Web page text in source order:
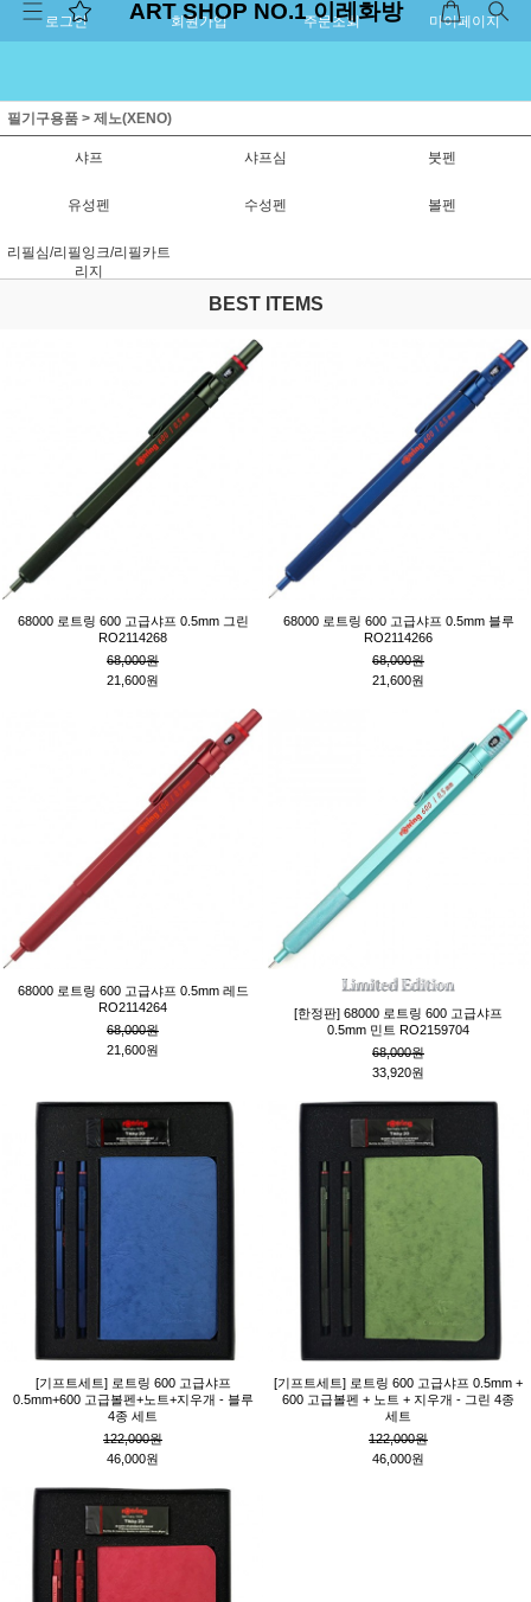
로그인 회원가입 주문조회 마이페이지
ART SHOP NO.1 이레화방
필기구용품 > 제노(XENO)
샤프 샤프심 붓펜
유성펜 수성펜 볼펜
리필심/리필잉크/리필카트
리지
BEST ITEMS
68000 로트링 600 고급샤프 0.5mm 그린
RO2114268
68,000원
21,600원
68000 로트링 600 고급샤프 0.5mm 블루
RO2114266
68,000원
21,600원
68000 로트링 600 고급샤프 0.5mm 레드
RO2114264
68,000원
21,600원
[한정판] 68000 로트링 600 고급샤프
0.5mm 민트 RO2159704
68,000원
33,920원
[기프트세트] 로트링 600 고급샤프
0.5mm+600 고급볼펜+노트+지우개 - 블루
4종 세트
122,000원
46,000원
[기프트세트] 로트링 600 고급샤프 0.5mm +
600 고급볼펜 + 노트 + 지우개 - 그린 4종
세트
122,000원
46,000원